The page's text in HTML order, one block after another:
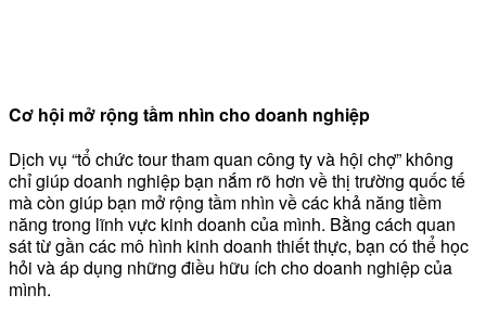
Cơ hội mở rộng tầm nhìn cho doanh nghiệp
Dịch vụ “tổ chức tour tham quan công ty và hội chợ” không
chỉ giúp doanh nghiệp bạn nắm rõ hơn về thị trường quốc tế
mà còn giúp bạn mở rộng tầm nhìn về các khả năng tiềm
năng trong lĩnh vực kinh doanh của mình. Bằng cách quan
sát từ gần các mô hình kinh doanh thiết thực, bạn có thể học
hỏi và áp dụng những điều hữu ích cho doanh nghiệp của
mình.